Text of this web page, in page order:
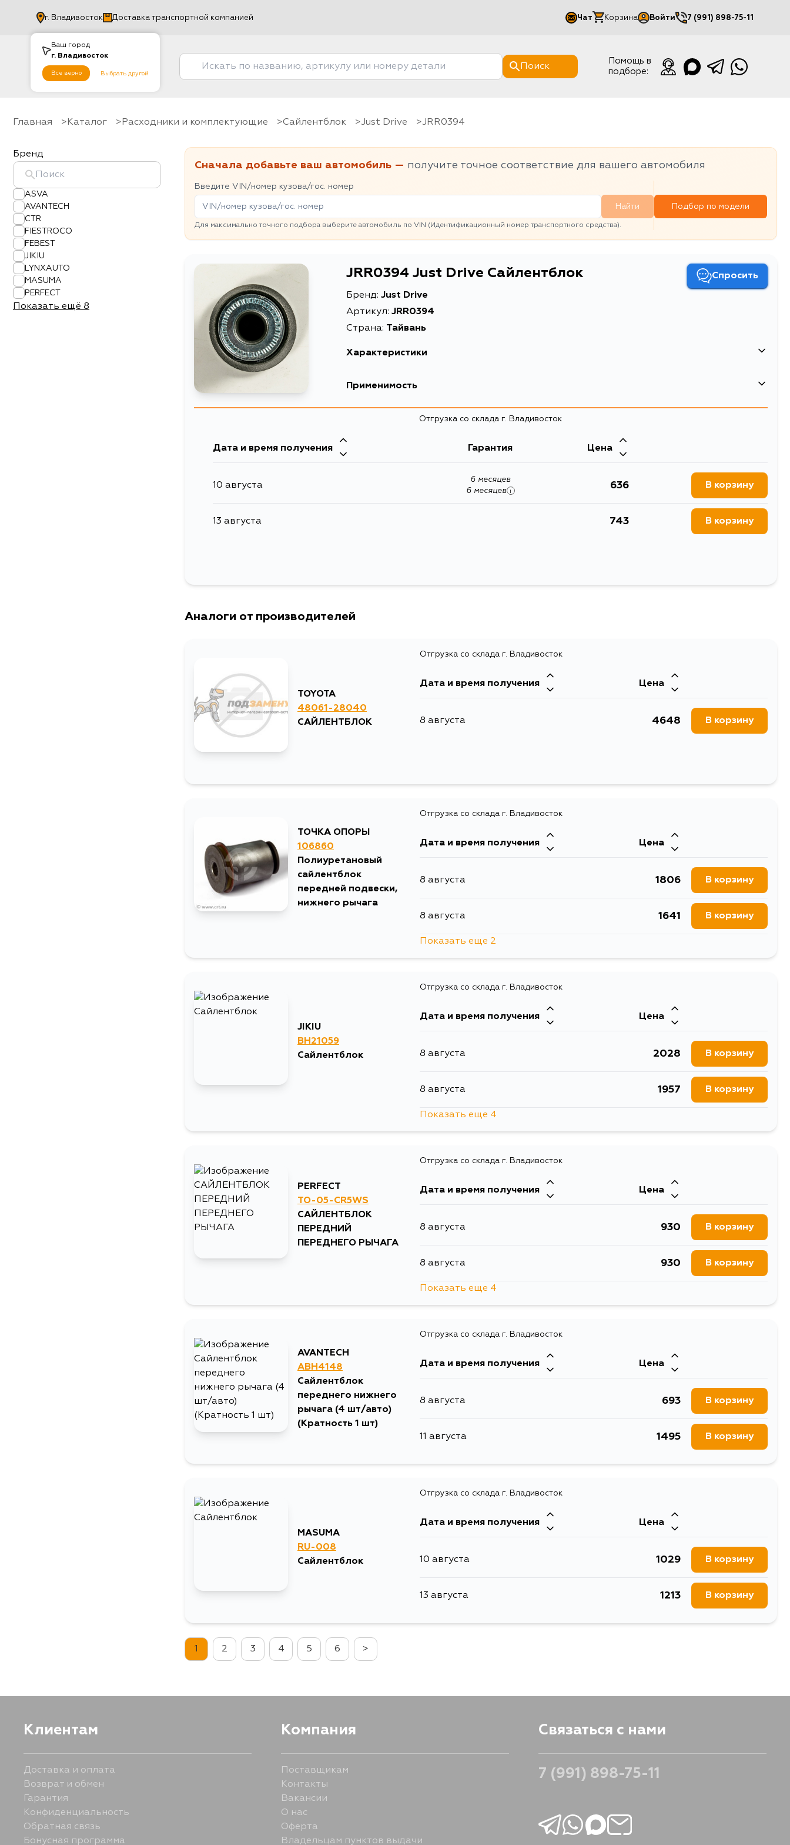
Ваш город
г. Владивосток
Все верно Выбрать другой
г. Владивосток Доставка транспортной компанией Чат Корзина Войти
Мой кабинет
7 (991) 898-75-11
Поиск
Помощь в
подборе:
Главная Каталог Расходники и комплектующие Сайлентблок Just Drive JRR0394
Бренд
ASVA
AVANTECH
CTR
FIESTROCO
FEBEST
JIKIU
LYNXAUTO
MASUMA
PERFECT
Показать ещё 8
Сначала добавьте ваш автомобиль — получите точное соответствие для вашего автомобиля
Введите VIN/номер кузова/гос. номер
Найти
Для максимально точного подбора выберите автомобиль по VIN (Идентификационный номер транспортного средства).
Подбор по модели
JRR0394 Just Drive Сайлентблок Спросить
Бренд: Just Drive
Артикул:JRR0394
Страна: Тайвань
Характеристики
Описание
Применимость
Двигатель
KF60, RZF61, 71, YF60, 80, 52, SR40, 50, LF85R, RZF85R, LF85L, KM75,
Отгрузка со склада г. Владивосток
Дата и время получения Гарантия Цена
10 августа
6 месяцев
6 месяцев
i
636 В корзину
13 августа 743 В корзину
Аналоги от производителей
TOYOTA
48061-28040
САЙЛЕНТБЛОК
Отгрузка со склада г. Владивосток
Дата и время получения Цена
8 августа 4648 В корзину
ТОЧКА ОПОРЫ
106860
Полиуретановый
сайлентблок
передней подвески,
нижнего рычага
Отгрузка со склада г. Владивосток
Дата и время получения Цена
8 августа 1806 В корзину
8 августа 1641 В корзину
4 сентября
Показать еще 2
JIKIU
BH21059
Сайлентблок
Отгрузка со склада г. Владивосток
Дата и время получения Цена
8 августа 2028 В корзину
8 августа 1957 В корзину
10 августа
11 августа 2753
13 августа 2170 В корзину
Показать еще 4
PERFECT
TO-05-CR5WS
САЙЛЕНТБЛОК
ПЕРЕДНИЙ
ПЕРЕДНЕГО РЫЧАГА
Отгрузка со склада г. Владивосток
Дата и время получения Цена
8 августа 930 В корзину
8 августа 930 В корзину
13 августа
14 августа 930
24 августа 1133 В корзину
Показать еще 4
AVANTECH
ABH4148
Сайлентблок
переднего нижнего
рычага (4 шт/авто)
(Кратность 1 шт)
Отгрузка со склада г. Владивосток
Дата и время получения Цена
8 августа 693 В корзину
11 августа 1495 В корзину
MASUMA
RU-008
Сайлентблок
Отгрузка со склада г. Владивосток
Дата и время получения Цена
10 августа 1029 В корзину
13 августа 1213 В корзину
1 2 3 4 5 6 >
Клиентам
Доставка и оплата
Возврат и обмен
Гарантия
Конфиденциальность
Обратная связь
Бонусная программа
Компания
Поставщикам
Контакты
Вакансии
О нас
Оферта
Владельцам пунктов выдачи
Связаться с нами
7 (991) 898-75-11